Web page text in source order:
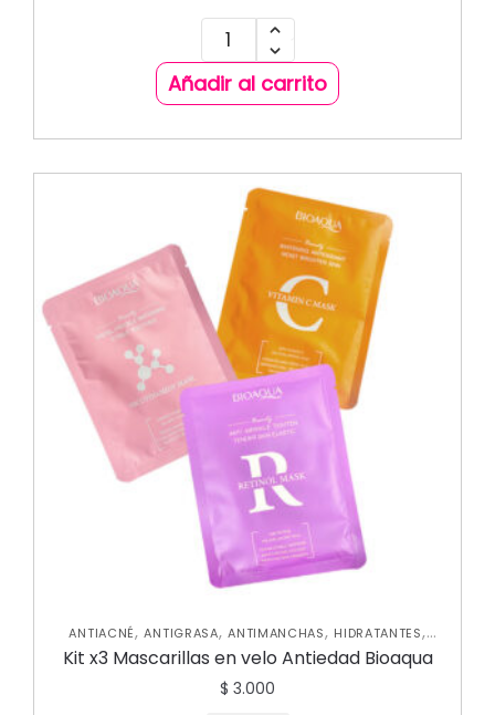
Añadir al carrito
ANTIACNÉ,ANTIGRASA,ANTIMANCHAS, HIDRATANTES,
MASCARILLAS NUEVA COLECCIÓN ROSTRO , SKIN CARE
FACIAL
Kit x3 Mascarillas en velo Antiedad Bioaqua
$ 3.000